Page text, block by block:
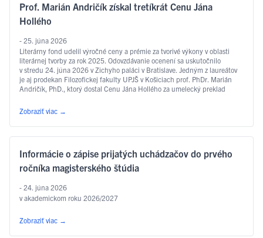
Prof. Marián Andričík získal tretíkrát Cenu Jána
Hollého
- 25. júna 2026
Literárny fond udelil výročné ceny a prémie za tvorivé výkony v oblasti
literárnej tvorby za rok 2025. Odovzdávanie ocenení sa uskutočnilo
v stredu 24. júna 2026 v Zichyho paláci v Bratislave. Jedným z laureátov
je aj prodekan Filozofickej fakulty UPJŠ v Košiciach prof. PhDr. Marián
Andričík, PhD., ktorý dostal Cenu Jána Hollého za umelecký preklad
Zobraziť viac →
Informácie o zápise prijatých uchádzačov do prvého
ročníka magisterského štúdia
- 24. júna 2026
v akademickom roku 2026/2027
Zobraziť viac →